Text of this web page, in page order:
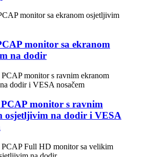
monitor sa ekranom
na dodir
monitor s ravnim
osjetljivim na dodir i VESA